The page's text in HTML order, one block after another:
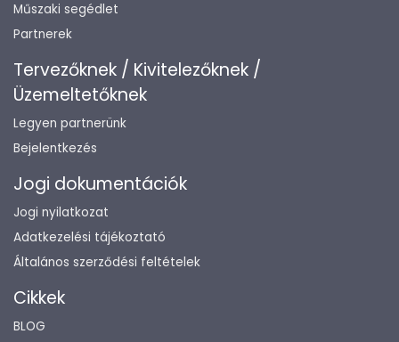
Műszaki segédlet
Partnerek
Tervezőknek / Kivitelezőknek /
Üzemeltetőknek
Legyen partnerünk
Bejelentkezés
Jogi dokumentációk
Jogi nyilatkozat
Adatkezelési tájékoztató
Általános szerződési feltételek
Cikkek
BLOG